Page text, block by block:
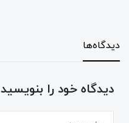
دیدگاه‌ها
دیدگاه خود را بنویسید